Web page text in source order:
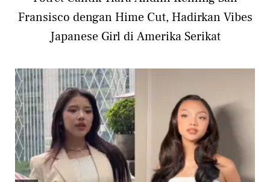
Fransisco dengan Hime Cut, Hadirkan Vibes
Japanese Girl di Amerika Serikat